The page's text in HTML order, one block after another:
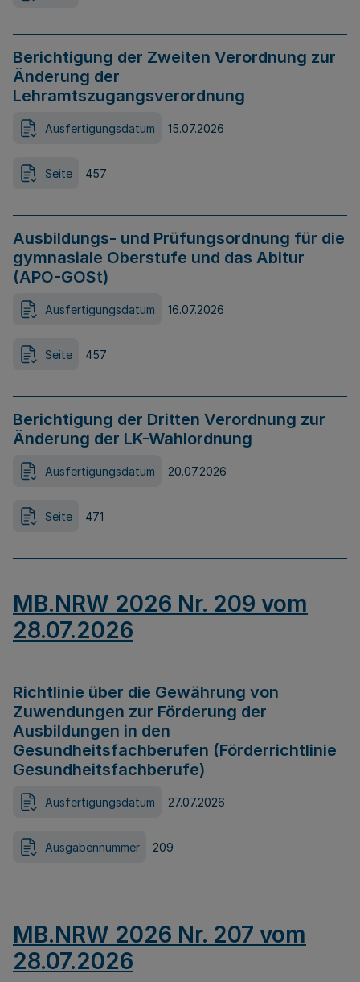
Berichtigung der Zweiten Verordnung zur
Änderung der
Lehramtszugangsverordnung
Ausfertigungsdatum 15.07.2026
Seite 457
Ausbildungs- und Prüfungsordnung für die
gymnasiale Oberstufe und das Abitur
(APO-GOSt)
Ausfertigungsdatum 16.07.2026
Seite 457
Berichtigung der Dritten Verordnung zur
Änderung der LK-Wahlordnung
Ausfertigungsdatum 20.07.2026
Seite 471
MB.NRW 2026 Nr. 209 vom
28.07.2026
Richtlinie über die Gewährung von
Zuwendungen zur Förderung der
Ausbildungen in den
Gesundheitsfachberufen (Förderrichtlinie
Gesundheitsfachberufe)
Ausfertigungsdatum 27.07.2026
Ausgabennummer 209
MB.NRW 2026 Nr. 207 vom
28.07.2026